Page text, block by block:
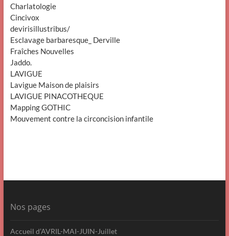
Charlatologie
Cincivox
devirisillustribus/
Esclavage barbaresque_ Derville
Fraîches Nouvelles
Jaddo.
LAVIGUE
Lavigue Maison de plaisirs
LAVIGUE PINACOTHEQUE
Mapping GOTHIC
Mouvement contre la circoncision infantile
Nos pages
Accueil d’AVRIL-MAI-JUIN-Juillet